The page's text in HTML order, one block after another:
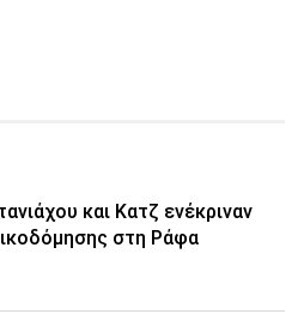
και Κατζ ενέκριναν
στη Ράφα